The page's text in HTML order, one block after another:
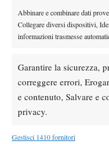
Abbinare e combinare dati
Collegare diversi dispositivi,
informazioni trasmesse
Garantire la sicurezza,
correggere errori,
e contenuto, Salvare e
privacy.
Gestisci 1410 fornitori